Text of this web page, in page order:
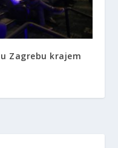
Zagrebu krajem